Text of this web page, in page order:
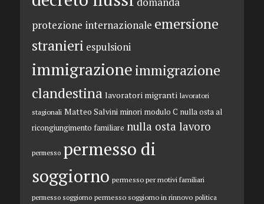
protezione internazionale emersione
stranieri espulsioni
immigrazioneimmigrazione
clandestina lavoratori migranti lavoratori
stagionali Matteo Salvini minori modulo C nulla osta al
ricongiungimento familiare nulla osta lavoro
permesso permesso di
soggiorno permesso per motivi familiari
permesso soggiorno permesso soggiorno in rinnovo politica